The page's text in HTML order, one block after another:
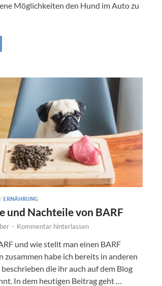
Möglichkeiten den Hund im Auto zu
/ ERNÄHRUNG
und Nachteile von BARF
- Kommentar hinterlassen
und wie stellt man einen BARF
zusammen habe ich bereits in anderen
die ihr auch auf dem Blog
In dem heutigen Beitrag geht …